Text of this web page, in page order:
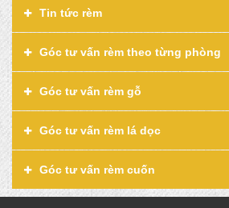
Tin tức rèm
Góc tư vấn rèm theo từng phòng
Góc tư vấn rèm gỗ
Góc tư vấn rèm lá dọc
Góc tư vấn rèm cuốn